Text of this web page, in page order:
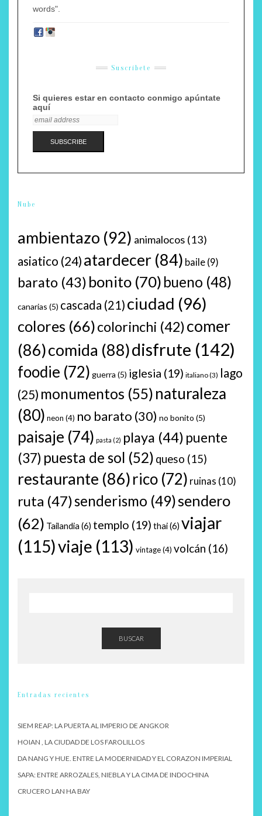
words".
Suscríbete
Si quieres estar en contacto conmigo apúntate
aquí
Nube
ambientazo (92) animalocos (13)
asiatico (24) atardecer (84) baile (9)
barato (43) bonito (70) bueno (48)
canarias (5) cascada (21) ciudad (96)
colores (66)colorinchi (42)comer
(86)comida (88)disfrute (142)
foodie (72) guerra (5) iglesia (19) italiano(3) lago
(25) monumentos (55) naturaleza
(80) neon (4) no barato (30) no bonito (5)
paisaje (74) pasta (2) playa (44) puente
(37) puesta de sol (52) queso (15)
restaurante (86)rico (72) ruinas (10)
ruta (47)senderismo (49)sendero
(62) Tailandia (6) templo (19) thai(6) viajar
(115)viaje (113) vintage(4) volcán (16)
BUSCAR
Entradas recientes
SIEM REAP: LA PUERTA AL IMPERIO DE ANGKOR
HOIAN , LA CIUDAD DE LOS FAROLILLOS
DA NANG Y HUE. ENTRE LA MODERNIDAD Y EL CORAZON IMPERIAL
SAPA: ENTRE ARROZALES, NIEBLA Y LA CIMA DE INDOCHINA
CRUCERO LAN HA BAY